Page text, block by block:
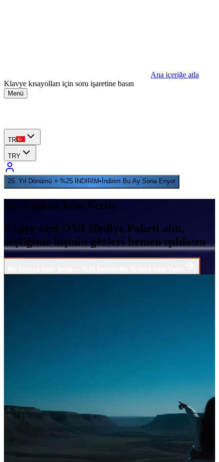
Ana içeriğe atla
Klavye kısayolları için soru işaretine basın
Menü
TR
TRY
25. Yıl Dönümü ⭐ %25 İNDİRİM• İndirim Bu Ay Sona Eriyor
Bir Yıldıza İsim Verin
Kişiye özel OSR Hediye Paketi alın,
seçtiğiniz kişinin gözleri hemen ışıldasın